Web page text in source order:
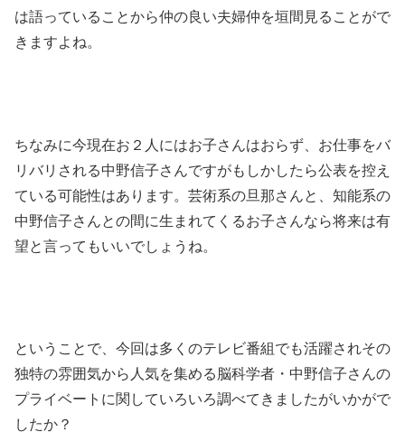
は語っていることから仲の良い夫婦仲を垣間見ることがで
きますよね。
ちなみに今現在お２人にはお子さんはおらず、お仕事をバ
リバリされる中野信子さんですがもしかしたら公表を控え
ている可能性はあります。芸術系の旦那さんと、知能系の
中野信子さんとの間に生まれてくるお子さんなら将来は有
望と言ってもいいでしょうね。
ということで、今回は多くのテレビ番組でも活躍されその
独特の雰囲気から人気を集める脳科学者・中野信子さんの
プライベートに関していろいろ調べてきましたがいかがで
したか？